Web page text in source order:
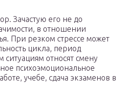
Зачастую его не до
в отношении
При резком стрессе может
цикла, период
ситуациям относят смену
психоэмоциональное
учебе, сдача экзаменов в